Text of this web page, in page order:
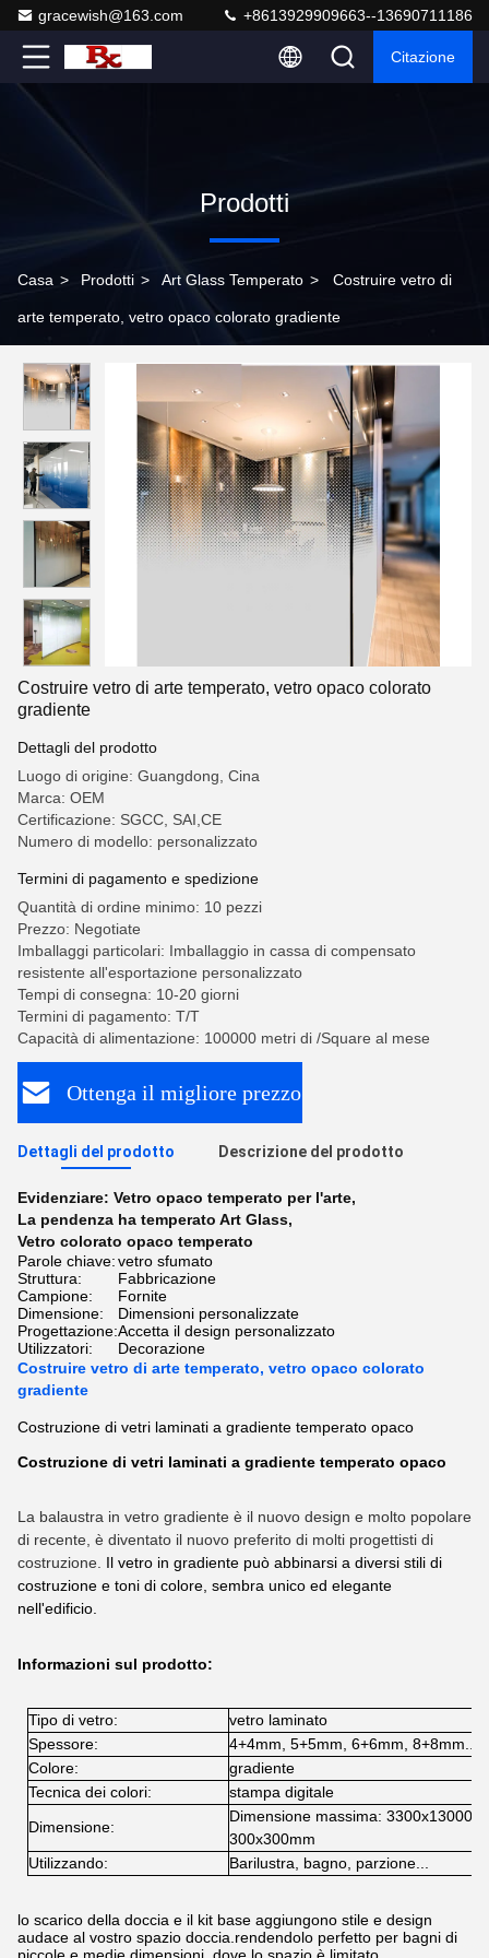
gracewish@163.com +8613929909663--13690711186
Citazione
Prodotti
Casa > Prodotti > Art Glass Temperato > Costruire vetro di
arte temperato, vetro opaco colorato gradiente
Costruire vetro di arte temperato, vetro opaco colorato
gradiente
Dettagli del prodotto
Luogo di origine: Guangdong, Cina
Marca: OEM
Certificazione: SGCC, SAI,CE
Numero di modello: personalizzato
Termini di pagamento e spedizione
Quantità di ordine minimo: 10 pezzi
Prezzo: Negotiate
Imballaggi particolari: Imballaggio in cassa di compensato
resistente all'esportazione personalizzato
Tempi di consegna: 10-20 giorni
Termini di pagamento: T/T
Capacità di alimentazione: 100000 metri di /Square al mese
Ottenga il migliore prezzo
Dettagli del prodotto Descrizione del prodotto
Evidenziare: Vetro opaco temperato per l'arte,
La pendenza ha temperato Art Glass,
Vetro colorato opaco temperato
Parole chiave:vetro sfumato
Struttura:
Fabbricazione
Campione:
Fornite
Dimensione:
Dimensioni personalizzate
Progettazione:Accetta il design personalizzato
Utilizzatori:
Decorazione
Costruire vetro di arte temperato, vetro opaco colorato
gradiente
Costruzione di vetri laminati a gradiente temperato opaco
Costruzione di vetri laminati a gradiente temperato opaco
La balaustra in vetro gradiente è il nuovo design e molto popolare
di recente, è diventato il nuovo preferito di molti progettisti di
costruzione. Il vetro in gradiente può abbinarsi a diversi stili di
costruzione e toni di colore, sembra unico ed elegante
nell'edificio.
Informazioni sul prodotto:
Tipo di vetro:
vetro laminato
Spessore:
4+4mm, 5+5mm, 6+6mm, 8+8mm...
Colore:
gradiente
Tecnica dei colori:
stampa digitale
Dimensione:
Dimensione massima:
300x300mm
Utilizzando:
Barilustra, bagno, parzione...
lo scarico della doccia e il kit base aggiungono stile e design
audace al vostro spazio doccia.rendendolo perfetto per bagni di